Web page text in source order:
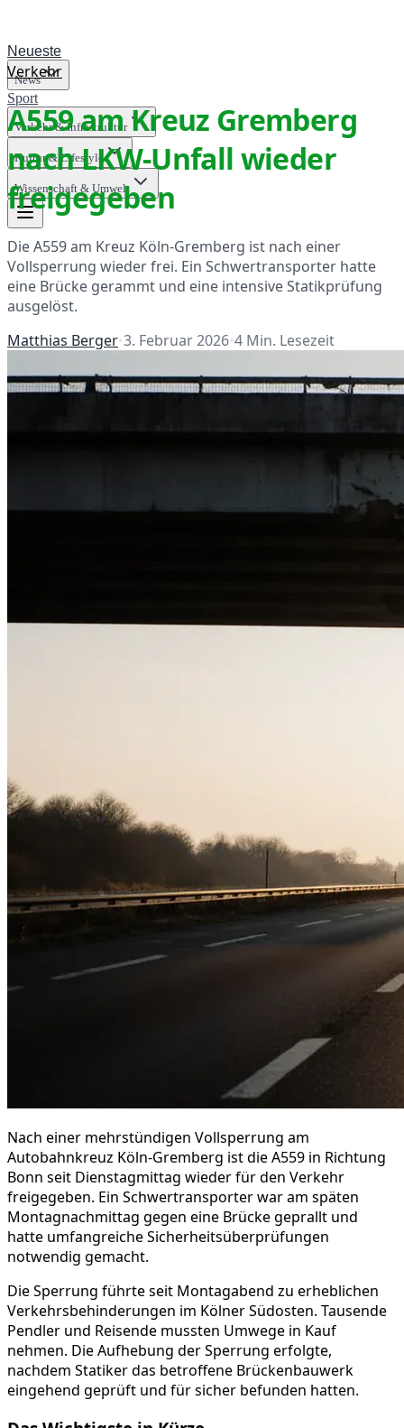
Neueste
News
Sport
Verkehr & Infrastruktur
Kultur & Lifestyle
Wissenschaft & Umwelt
Verkehr
A559 am Kreuz Gremberg
nach LKW-Unfall wieder
freigegeben
Die A559 am Kreuz Köln-Gremberg ist nach einer
Vollsperrung wieder frei. Ein Schwertransporter hatte
eine Brücke gerammt und eine intensive Statikprüfung
ausgelöst.
Matthias Berger•3. Februar 2026•4 Min. Lesezeit
Nach einer mehrstündigen Vollsperrung am
Autobahnkreuz Köln-Gremberg ist die A559 in Richtung
Bonn seit Dienstagmittag wieder für den Verkehr
freigegeben. Ein Schwertransporter war am späten
Montagnachmittag gegen eine Brücke geprallt und
hatte umfangreiche Sicherheitsüberprüfungen
notwendig gemacht.
Die Sperrung führte seit Montagabend zu erheblichen
Verkehrsbehinderungen im Kölner Südosten. Tausende
Pendler und Reisende mussten Umwege in Kauf
nehmen. Die Aufhebung der Sperrung erfolgte,
nachdem Statiker das betroffene Brückenbauwerk
eingehend geprüft und für sicher befunden hatten.